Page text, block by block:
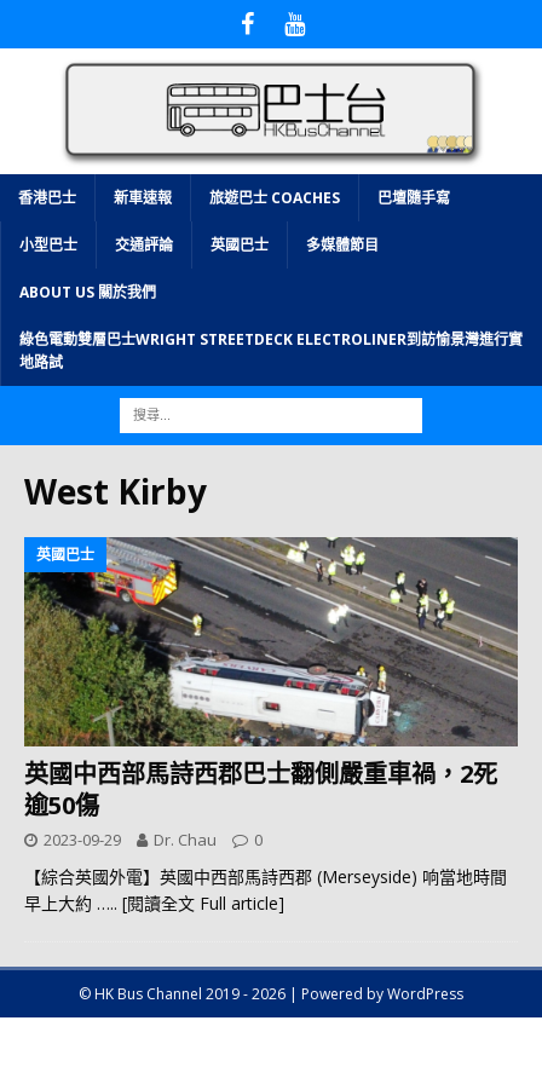
香港巴士 新車速報 旅遊巴士 COACHES 巴壇隨手寫
小型巴士 交通評論 英國巴士 多媒體節目
ABOUT US 關於我們
綠色電動雙層巴士WRIGHT STREETDECK ELECTROLINER到訪愉景灣進行實
地路試
West Kirby
英國巴士
英國中西部馬詩西郡巴士翻側嚴重車禍，2死
逾50傷
2023-09-29 Dr. Chau 0
【綜合英國外電】英國中西部馬詩西郡 (Merseyside) 响當地時間
早上大約 ….. [閱讀全文 Full article]
© HK Bus Channel 2019 - 2026 | Powered by WordPress